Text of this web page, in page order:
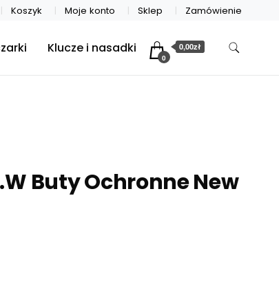
Koszyk Moje konto Sklep Zamówienie
Klucze i nasadki
0
0,00zł
Buty Ochronne New